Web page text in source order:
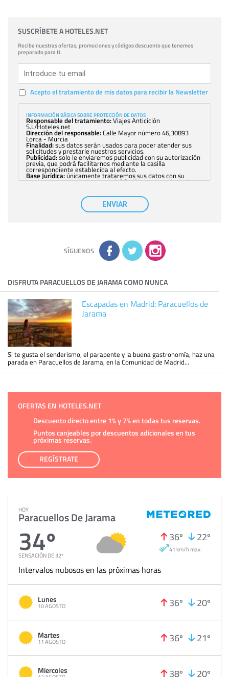
SUSCRÍBETE A HOTELES.NET
Recibe nuestras ofertas, promociones y códigos descuento que tenemos
preparado para ti.
Acepto el tratamiento de mis datos para recibir la Newsletter
INFORMACIÓN BÁSICA SOBRE PROTECCIÓN DE DATOS
Responsable del tratamiento:Viajes Anticiclón
S.L/Hoteles.net
Dirección del responsable:Calle Mayor número 46,30893
Lorca - Murcia
Finalidad:sus datos serán usados para poder atender sus
solicitudes y prestarle nuestros servicios.
Publicidad:solo le enviaremos publicidad con su autorización
previa, que podrá facilitarnos mediante la casilla
correspondiente establecida al efecto.
Base Jurídica:únicamente trataremos sus datos con su
consentimiento previo, que podrá facilitarnos mediante la
con carácter general, sólo el personal de
nuestra entidad que esté debidamente autorizado podrá
tener conocimiento de la información que le pedimos. No se
comunicarán datos a terceros.
adicional y detallada sobre cómo tratamos sus datos en la
política de privacidad
ENVIAR
SÍGUENOS
DISFRUTA PARACUELLOS DE JARAMA COMO NUNCA
Escapadas en Madrid: Paracuellos de
Jarama
Si te gusta el senderismo, el parapente y la buena gastronomía, haz una
parada en Paracuellos de Jarama, en la Comunidad de Madrid...
OFERTAS EN HOTELES.NET
Descuento directo entre 1% y 7% en todas tus reservas.
Puntos canjeables por descuentos adicionales en tus
próximas reservas.
REGÍSTRATE
HOY
Paracuellos De Jarama
34º
SENSACIÓN DE 32º
36º 22º
41 km/h max.
Intervalos nubosos en las próximas horas
Lunes
10 AGOSTO 36º 20º
Martes
11 AGOSTO 36º 21º
Miercoles 38º 20º